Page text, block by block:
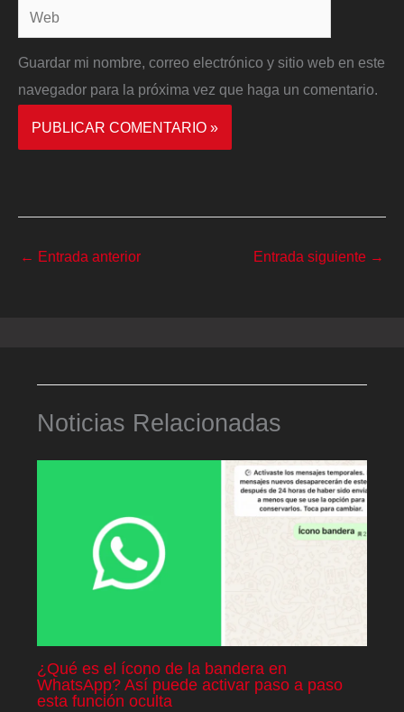
Web
Guardar mi nombre, correo electrónico y sitio web en este
navegador para la próxima vez que haga un comentario.
← Entrada anterior Entrada siguiente →
Noticias Relacionadas
¿Qué es el ícono de la bandera en
WhatsApp? Así puede activar paso a paso
esta función oculta